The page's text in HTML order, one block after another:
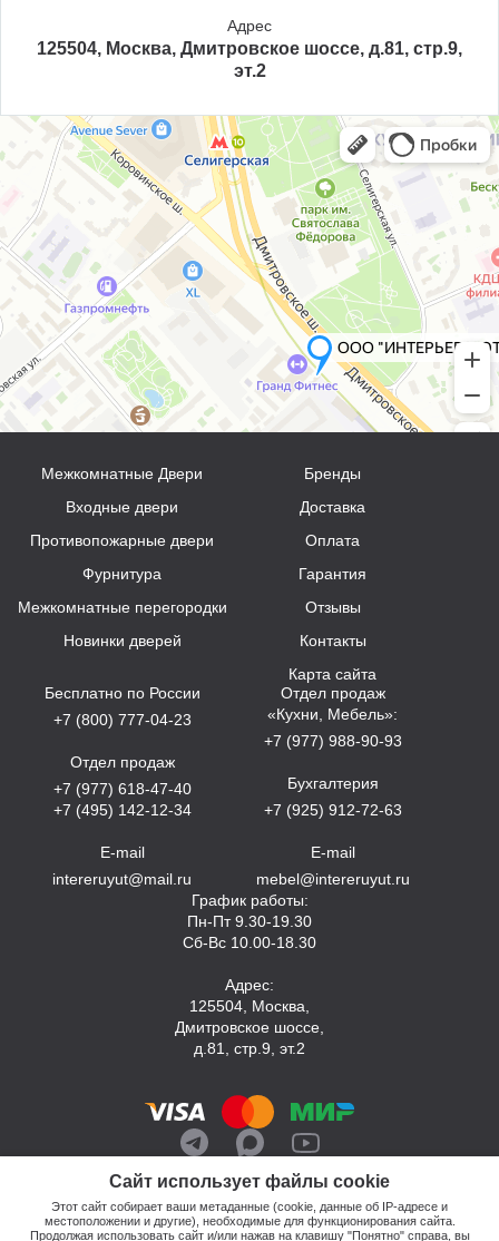
Адрес
125504, Москва, Дмитровское шоссе, д.81, стр.9,
эт.2
Сайт использует файлы cookie
Этот сайт собирает ваши метаданные (cookie, данные об IP-адресе и
местоположении и другие), необходимые для функционирования сайта.
Продолжая использовать сайт и/или нажав на клавишу "Понятно" справа, вы
Межкомнатные Двери
Входные двери
Противопожарные двери
Фурнитура
Межкомнатные перегородки
Новинки дверей
Бренды
Доставка
Оплата
Гарантия
Отзывы
Контакты
Карта сайта
Бесплатно по России
+7 (800) 777-04-23
Отдел продаж
+7 (977) 618-47-40
+7 (495) 142-12-34
E-mail
intereruyut@mail.ru
Отдел продаж
«Кухни, Мебель»:
+7 (977) 988-90-93
Бухгалтерия
+7 (925) 912-72-63
E-mail
mebel@intereruyut.ru
График работы:
Пн-Пт 9.30-19.30
Сб-Вс 10.00-18.30
Адрес:
125504, Москва,
Дмитровское шоссе,
д.81, стр.9, эт.2